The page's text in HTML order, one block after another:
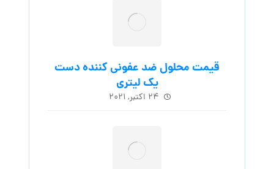
قیمت محلول ضد عفونی کننده دست
یک لیتری
۲۴ اکتبر, ۲۰۲۱